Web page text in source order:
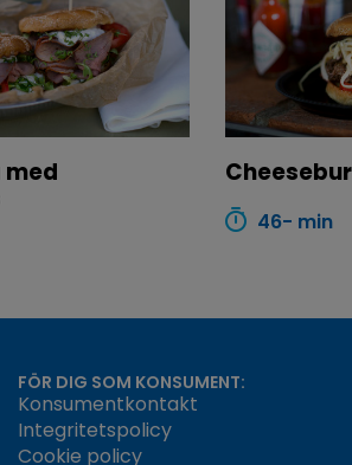
46- min
FÖR DIG SOM KONSUMENT:
Konsumentkontakt
Integritetspolicy
Cookie policy